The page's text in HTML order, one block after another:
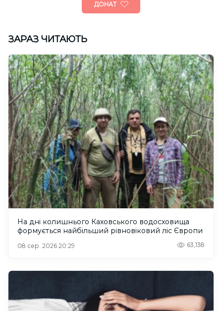
ДОНАТ
ЗАРАЗ ЧИТАЮТЬ
На дні колишнього Каховського водосховища
формується найбільший рівновіковий ліс Європи
08 сер. 2026 20:29 63,138